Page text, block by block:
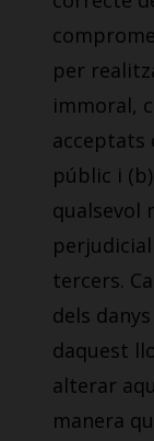
per
immoral,
acceptats
públic i
qualsevol
tercers.
dels
daquest
alterar
manera